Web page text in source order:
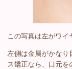
この写真は左がワイ
左側は金属がかなり
ス矯正なら、口元